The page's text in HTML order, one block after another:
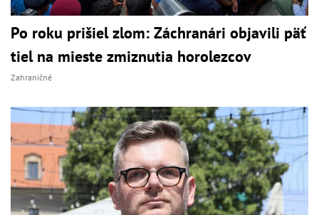
Po roku prišiel zlom: Záchranári objavili päť
tiel na mieste zmiznutia horolezcov
Zahraničné